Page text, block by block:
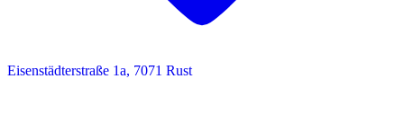
Eisenstädterstraße 1a, 7071 Rust